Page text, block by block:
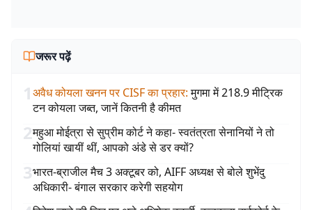
जरूर पढ़ें
1अवैध कोयला खनन पर CISF का प्रहार: मुगमा में 218.9 मीट्रिक
टन कोयला जब्त, जानें कितनी है कीमत
2महुआ मोईत्रा से सुप्रीम कोर्ट ने कहा- स्वतंत्रता सेनानियों ने तो
गोलियां खायीं थीं, आपको अंडे से डर क्यों?
3भारत-ब्राजील मैच 3 अक्टूबर को, AIFF अध्यक्ष से बोले शुभेंदु
अधिकारी- बंगाल सरकार करेगी सहयोग